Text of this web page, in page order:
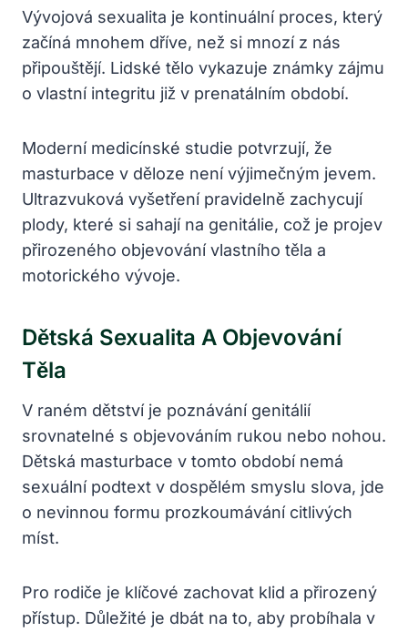
Vývojová sexualita je kontinuální proces, který
začíná mnohem dříve, než si mnozí z nás
připouštějí. Lidské tělo vykazuje známky zájmu
o vlastní integritu již v prenatálním období.
Moderní medicínské studie potvrzují, že
masturbace v děloze není výjimečným jevem.
Ultrazvuková vyšetření pravidelně zachycují
plody, které si sahají na genitálie, což je projev
přirozeného objevování vlastního těla a
motorického vývoje.
Dětská Sexualita A Objevování
Těla
V raném dětství je poznávání genitálií
srovnatelné s objevováním rukou nebo nohou.
Dětská masturbace v tomto období nemá
sexuální podtext v dospělém smyslu slova, jde
o nevinnou formu prozkoumávání citlivých
míst.
Pro rodiče je klíčové zachovat klid a přirozený
přístup. Důležité je dbát na to, aby probíhala v